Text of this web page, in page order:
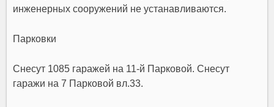
инженерных сооружений не устанавливаются.
Парковки
Снесут 1085 гаражей на 11-й Парковой. Снесут
гаражи на 7 Парковой вл.33.